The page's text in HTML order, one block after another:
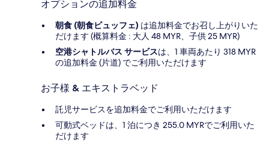
オプションの追加料金
朝食 (朝食ビュッフェ) は追加料金でお召し上がりいた
だけます (概算料金 : 大人 48 MYR、子供 25 MYR)
空港シャトルバス サービスは、1 車両あたり 318 MYR
の追加料金 (片道) でご利用いただけます
お子様 & エキストラベッド
託児サービスを追加料金でご利用いただけます
可動式ベッドは、1 泊につき 255.0 MYRでご利用いた
だけます